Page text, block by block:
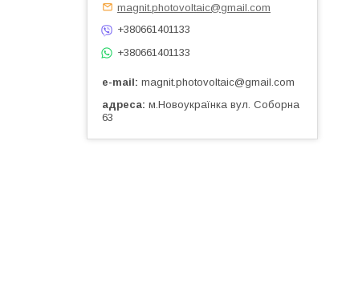
magnit.photovoltaic@gmail.com
+380661401133
+380661401133
e-mail magnit.photovoltaic@gmail.com
адреса м.Новоукраїнка вул. Соборна
63